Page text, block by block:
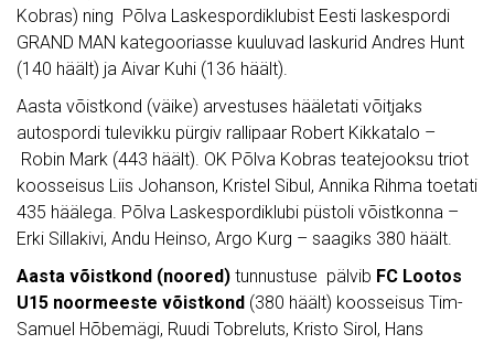
Kobras) ning Põlva Laskespordiklubist Eesti laskespordi
GRAND MAN kategooriasse kuuluvad laskurid Andres Hunt
(140 häält) ja Aivar Kuhi (136 häält).
Aasta võistkond (väike) arvestuses hääletati võitjaks
autospordi tulevikku pürgiv rallipaar Robert Kikkatalo –
Robin Mark (443 häält). OK Põlva Kobras teatejooksu triot
koosseisus Liis Johanson, Kristel Sibul, Annika Rihma toetati
435 häälega. Põlva Laskespordiklubi püstoli võistkonna –
Erki Sillakivi, Andu Heinso, Argo Kurg – saagiks 380 häält.
Aasta võistkond (noored) tunnustuse pälvib FC Lootos
U15 noormeeste võistkond (380 häält) koosseisus Tim-
Samuel Hõbemägi, Ruudi Tobreluts, Kristo Sirol, Hans